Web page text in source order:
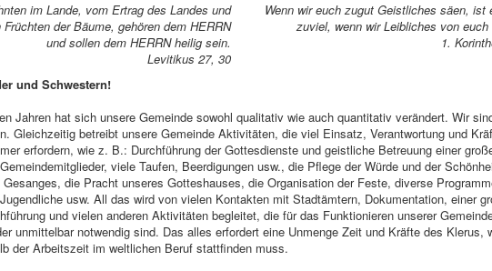
im Lande, vom Ertrag des Landes und
Früchten der Bäume, gehören dem HERRN
und sollen dem HERRN heilig sein.
Levitikus 27, 30
Wenn wir euch zugut Geistliches säen, ist
zuviel, wenn wir Leibliches von euch
1.
und Schwestern!
Jahren hat sich unsere Gemeinde sowohl qualitativ wie auch quantitativ verändert. Wir
Gleichzeitig betreibt unsere Gemeinde Aktivitäten, die viel Einsatz, Verantwortung und
erfordern, wie z. B.: Durchführung der Gottesdienste und geistliche Betreuung einer
viele Taufen, Beerdigungen usw., die Pflege der Würde und der
die Pracht unseres Gotteshauses, die Organisation der Feste, diverse
usw. All das wird von vielen Kontakten mit Stadtämtern, Dokumentation, einer
und vielen anderen Aktivitäten begleitet, die für das Funktionieren unserer
unmittelbar notwendig sind. Das alles erfordert eine Unmenge Zeit und Kräfte des Klerus,
der Arbeitszeit im weltlichen Beruf stattfinden muss.